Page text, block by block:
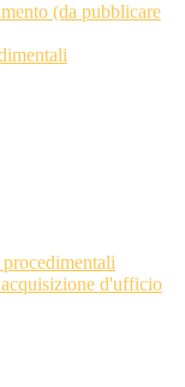
(da pubblicare
d'ufficio